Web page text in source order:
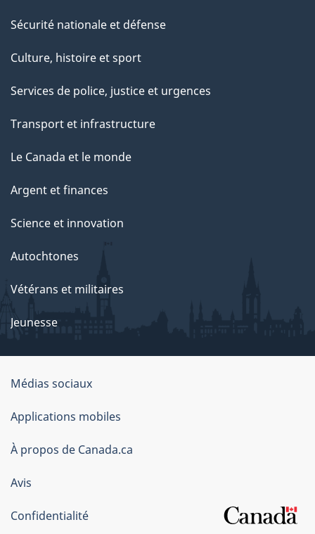
Sécurité nationale et défense
Culture, histoire et sport
Services de police, justice et urgences
Transport et infrastructure
Le Canada et le monde
Argent et finances
Science et innovation
Autochtones
Vétérans et militaires
Jeunesse
Organisation
du
gouvernement
du
Canada
Médias sociaux
Applications mobiles
À propos de Canada.ca
Avis
Confidentialité